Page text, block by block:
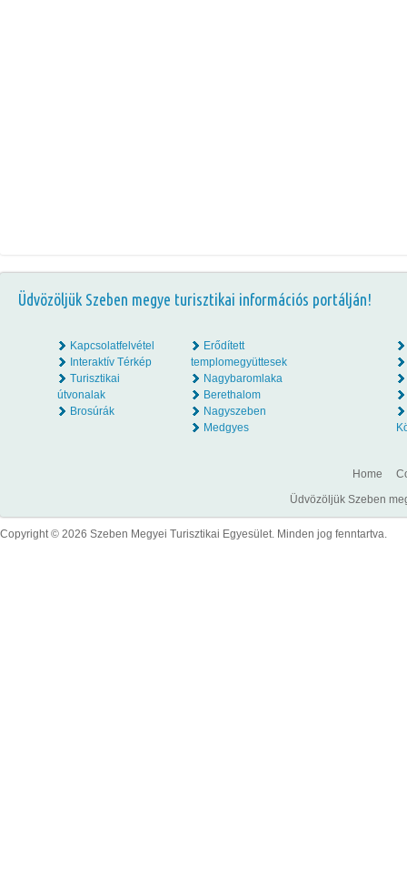
Üdvözöljük Szeben megye turisztikai információs portálján!
Kapcsolatfelvétel
Interaktív Térkép
Turisztikai
útvonalak
Brosúrák
Erődített
templomegyüttesek
Nagybaromlaka
Berethalom
Nagyszeben
Medgyes
Home
Üdvözöljük Szeben
Copyright © 2026 Szeben Megyei Turisztikai Egyesület. Minden jog fenntartva.